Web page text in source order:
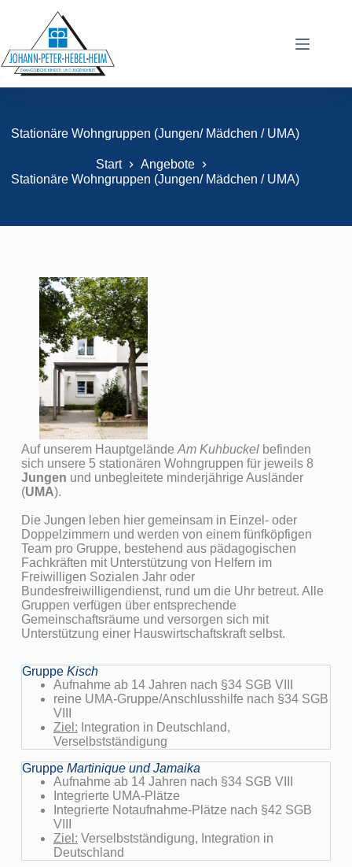
Stationäre Wohngruppen (Jungen/ Mädchen / UMA)
Start
Angebote
Stationäre Wohngruppen (Jungen/ Mädchen / UMA)
Auf unserem Hauptgelände Am Kuhbuckelbefinden
sich unsere 5 stationären Wohngruppen für jeweils 8
Jungen und unbegleitete minderjährige Ausländer
(UMA).
Die Jungen leben hier gemeinsam in Einzel- oder
Doppelzimmern und werden von einem fünfköpfigen
Team pro Gruppe, bestehend aus pädagogischen
Fachkräften mit Unterstützung von Helfern im
Freiwilligen Sozialen Jahr oder
Bundesfreiwilligendienst, rund um die Uhr betreut. Alle
Gruppen verfügen über entsprechende
Gemeinschaftsräume und versorgen sich mit
Unterstützung einer Hauswirtschaftskraft selbst.
Gruppe Kisch
Aufnahme ab 14 Jahren nach §34 SGB VIII
reine UMA-Gruppe/Anschlusshilfe nach §34 SGB
VIII
Ziel: Integration in Deutschland,
Verselbstständigung
Gruppe Martinique und Jamaika
Aufnahme ab 14 Jahren nach §34 SGB VIII
Integrierte UMA-Plätze
Integrierte Notaufnahme-Plätze nach §42 SGB
VIII
Ziel: Verselbstständigung, Integration in
Deutschland